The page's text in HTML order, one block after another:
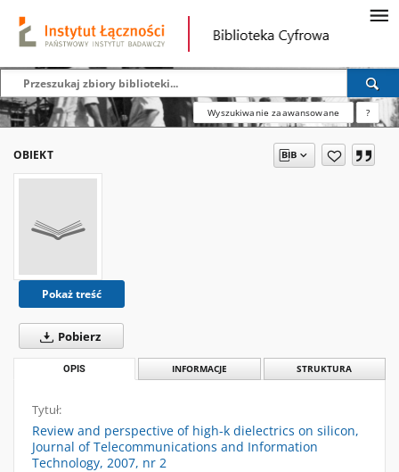
Wyszukiwanie zaawansowane ?
OBIEKT
Pokaż treść
Pobierz
OPIS INFORMACJE STRUKTURA
Tytuł:
Review and perspective of high-k dielectrics on silicon,
Journal of Telecommunications and Information
Technology, 2007, nr 2